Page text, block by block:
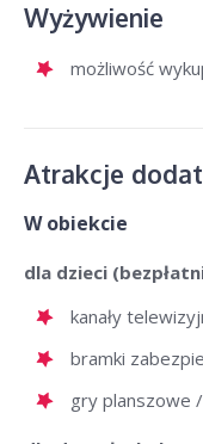
Wyżywienie
możliwość
Atrakcje
W obiekcie
dla dzieci
kanały
bramki
gry planszowe